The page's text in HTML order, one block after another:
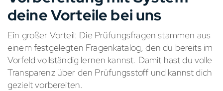
deine Vorteile bei uns
Ein großer Vorteil: Die Prüfungsfragen stammen aus
einem festgelegten Fragenkatalog, den du bereits im
Vorfeld vollständig lernen kannst. Damit hast du volle
Transparenz über den Prüfungsstoff und kannst dich
gezielt vorbereiten.